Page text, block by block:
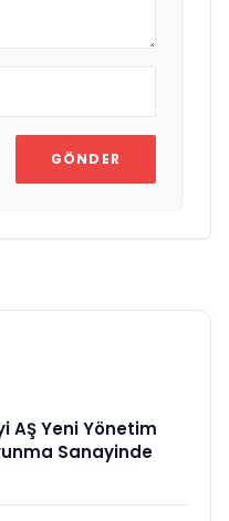
GÖNDER
AŞ Yeni Yönetim
Sanayinde